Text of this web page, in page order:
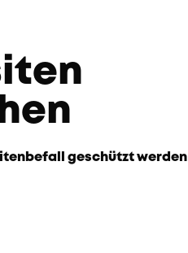
geschützt werden